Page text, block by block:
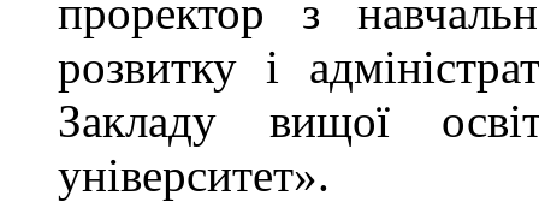
проректор з
розвитку і
Закладу вищої
університет».